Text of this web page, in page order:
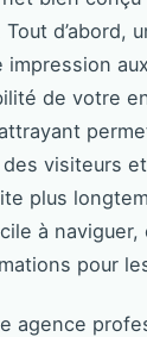
d’abord,
impression
de votre
des visiteurs
plus
à naviguer,
pour
agence